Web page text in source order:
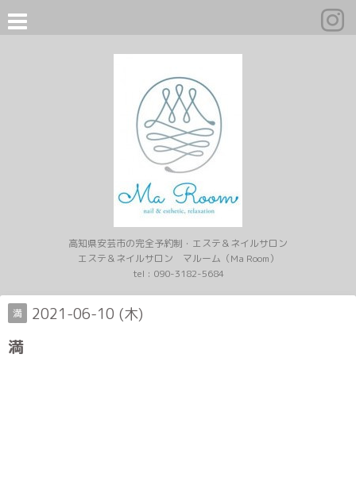
高知県安芸市の完全予約制・エステ＆ネイルサロン
エステ＆ネイルサロン マルーム（Ma Room）
tel : 090-3182-5684
満 2021-06-10 (木)
満